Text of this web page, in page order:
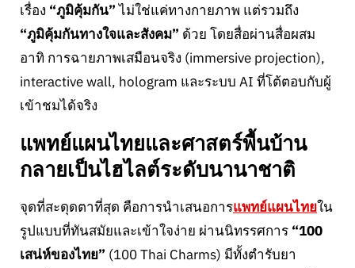
เรื่อง “ภูมิคุ้มกัน”ไม่ใช่แค่ทางกายภาพ แต่รวมถึง
“ภูมิคุ้มกันทางใจและสังคม” ด้วย โดยสื่อผ่านสื่อผสม
อาทิ การฉายภาพเสมือนจริง (immersive projection),
interactive wall, hologram และระบบ AI ที่โต้ตอบกับผู้
เข้าชมได้จริง
แพทย์แผนไทยและศาสตร์พื้นบ้าน
กลายเป็นไฮไลต์ระดับนานาชาติ
จุดที่สะดุดตาที่สุด คือการนำเสนอการแพทย์แผนไทยใน
รูปแบบที่ทันสมัยและเข้าใจง่าย ผ่านนิทรรศการ “100
เสน่ห์ของไทย” (100 Thai Charms) มีทั้งตำรับยา